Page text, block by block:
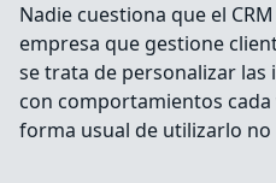
Nadie cuestiona que el
empresa que gestione
se trata de personalizar
con comportamientos cada
forma usual de utilizarlo no